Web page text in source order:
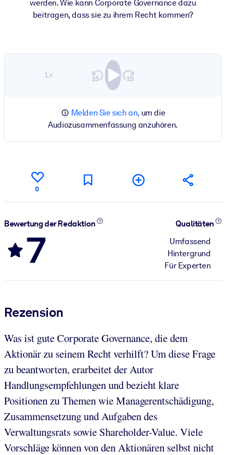
werden. Wie kann Corporate Governance dazu
beitragen, dass sie zu ihrem Recht kommen?
1×
Melden Sie sich an,um die
Audiozusammenfassung anzuhören.
0
Bewertung der Redaktion
7
Qualitäten
Umfassend
Hintergrund
Für Experten
Rezension
Was ist gute Corporate Governance, die dem
Aktionär zu seinem Recht verhilft? Um diese Frage
zu beantworten, erarbeitet der Autor
Handlungsempfehlungen und bezieht klare
Positionen zu Themen wie Managerentschädigung,
Zusammensetzung und Aufgaben des
Verwaltungsrats sowie Shareholder-Value. Viele
Vorschläge können von den Aktionären selbst nicht